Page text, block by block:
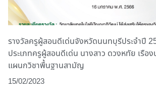
รางวัลครูผู้สอนดีเด่นจังหวัดนนทบุรีประจำปี
ประเภทครูผู้สอนดีเด่น นางสาว ดวงหทัย เรือ
แผนกวิชาพื้นฐานสามัญ
15/02/2023